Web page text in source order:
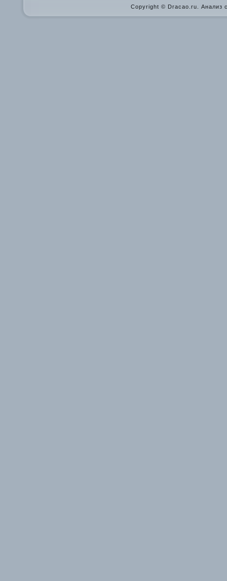
Copyright © Dracao.ru. Анализ